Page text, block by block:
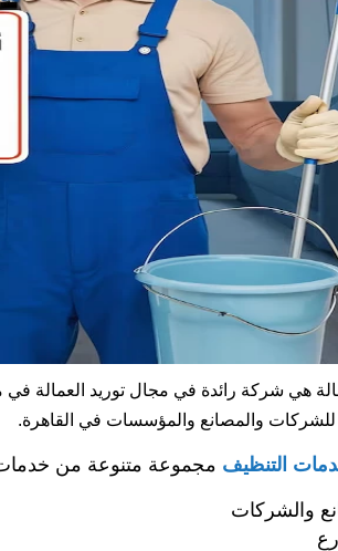
هي شركة رائدة في مجال توريد العمالة
للشركات والمصانع والمؤسسات في القاهرة.
التنظيف مجموعة متنوعة من
والشركات